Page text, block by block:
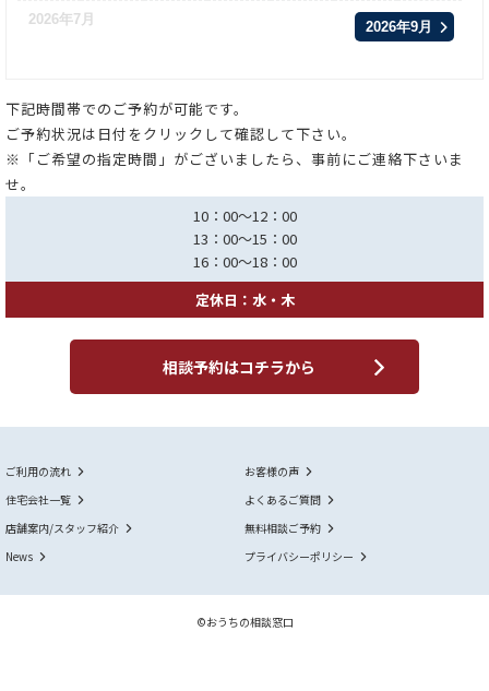
2026年7月 2026年9月
下記時間帯でのご予約が可能です。
ご予約状況は日付をクリックして確認して下さい。
※「ご希望の指定時間」がございましたら、事前にご連絡下さいま
せ。
10：00～12：00
13：00～15：00
16：00～18：00
定休日：水・木
相談予約はコチラから
ご利用の流れ
お客様の声
住宅会社一覧
よくあるご質問
店舗案内/スタッフ紹介
無料相談ご予約
News
プライバシーポリシー
©おうちの相談窓口